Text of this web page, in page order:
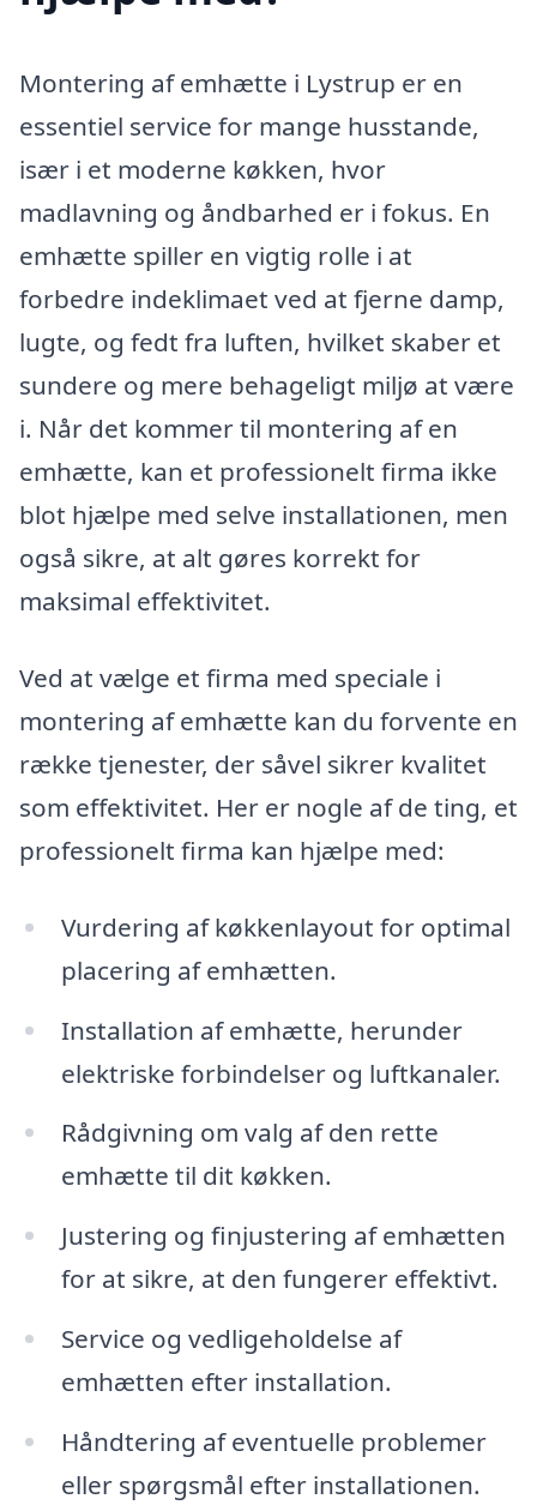
Montering af emhætte i Lystrup er en
essentiel service for mange husstande,
især i et moderne køkken, hvor
madlavning og åndbarhed er i fokus. En
emhætte spiller en vigtig rolle i at
forbedre indeklimaet ved at fjerne damp,
lugte, og fedt fra luften, hvilket skaber et
sundere og mere behageligt miljø at være
i. Når det kommer til montering af en
emhætte, kan et professionelt firma ikke
blot hjælpe med selve installationen, men
også sikre, at alt gøres korrekt for
maksimal effektivitet.
Ved at vælge et firma med speciale i
montering af emhætte kan du forvente en
række tjenester, der såvel sikrer kvalitet
som effektivitet. Her er nogle af de ting, et
professionelt firma kan hjælpe med:
Vurdering af køkkenlayout for optimal
placering af emhætten.
Installation af emhætte, herunder
elektriske forbindelser og luftkanaler.
Rådgivning om valg af den rette
emhætte til dit køkken.
Justering og finjustering af emhætten
for at sikre, at den fungerer effektivt.
Service og vedligeholdelse af
emhætten efter installation.
Håndtering af eventuelle problemer
eller spørgsmål efter installationen.